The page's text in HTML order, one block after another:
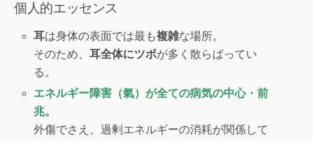
個人的エッセンス
耳は身体の表面では最も複雑な場所。
そのため、耳全体にツボが多く散らばってい
る。
エネルギー障害（氣）が全ての病気の中心・前
兆。
外傷でさえ、過剰エネルギーの消耗が関係して